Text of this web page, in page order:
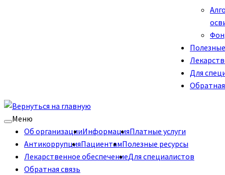
Для
Меню
Об организацииИнформацияПлатные услуги
АнтикоррупцияПациентамПолезные ресурсы
Лекарственное обеспечениеДля специалистов
Обратная связь